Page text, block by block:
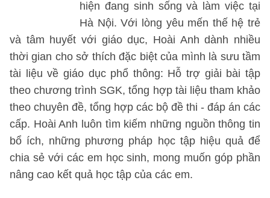
hiện đang sinh sống và làm việc tại
Hà Nội. Với lòng yêu mến thế hệ trẻ
và tâm huyết với giáo dục, Hoài Anh dành nhiều
thời gian cho sở thích đặc biệt của mình là sưu tầm
tài liệu về giáo dục phổ thông: Hỗ trợ giải bài tập
theo chương trình SGK, tổng hợp tài liệu tham khảo
theo chuyên đề, tổng hợp các bộ đề thi - đáp án các
cấp. Hoài Anh luôn tìm kiếm những nguồn thông tin
bổ ích, những phương pháp học tập hiệu quả để
chia sẻ với các em học sinh, mong muốn góp phần
nâng cao kết quả học tập của các em.